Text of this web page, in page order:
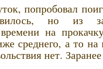
попробовал
но из за
на
среднего, а то на
нет.